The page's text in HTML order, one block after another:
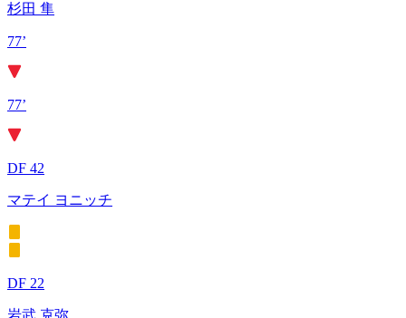
杉田 隼
77’
77’
DF 42
マテイ ヨニッチ
DF 22